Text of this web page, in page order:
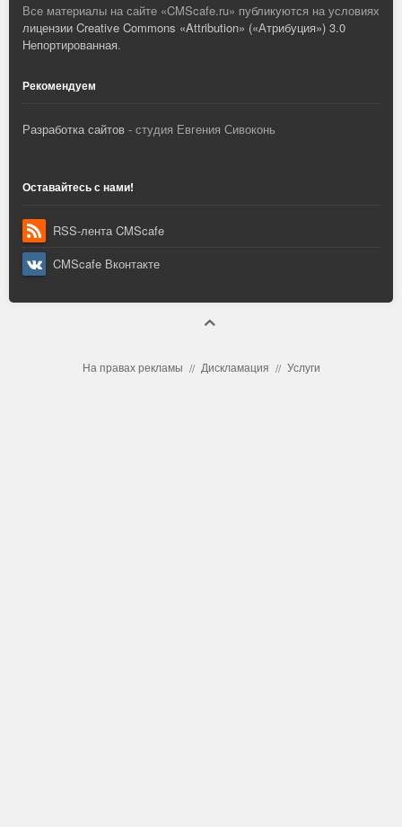
Все материалы на сайте «CMScafe.ru» публикуются на условиях
лицензии Creative Commons «Attribution» («Атрибуция») 3.0
Непортированная.
Рекомендуем
Разработка сайтов - студия Евгения Сивоконь
Оставайтесь с нами!
RSS-лента CMScafe
CMScafe Вконтакте
На правах рекламы Дискламация Услуги